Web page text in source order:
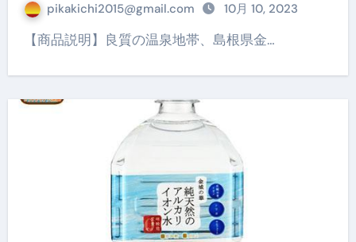
pikakichi2015@gmail.com 10月 10, 2023
【商品説明】良質の温泉地帯、島根県金…